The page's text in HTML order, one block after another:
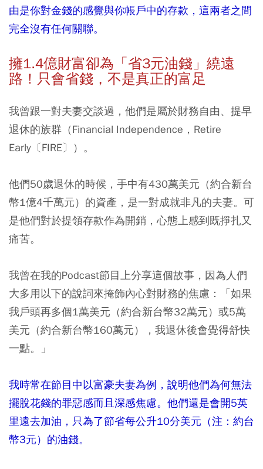
由是你對金錢的感覺與你帳戶中的存款，這兩者之間
完全沒有任何關聯。
擁1.4億財富卻為「省3元油錢」繞遠
路！只會省錢，不是真正的富足
我曾跟一對夫妻交談過，他們是屬於財務自由、提早
退休的族群（Financial Independence，Retire
Early〔FIRE〕）。
他們50歲退休的時候，手中有430萬美元（約合新台
幣1億4千萬元）的資產，是一對成就非凡的夫妻。可
是他們對於提領存款作為開銷，心態上感到既掙扎又
痛苦。
我曾在我的Podcast節目上分享這個故事，因為人們
大多用以下的說詞來掩飾內心對財務的焦慮：「如果
我戶頭再多個1萬美元（約合新台幣32萬元）或5萬
美元（約合新台幣160萬元），我退休後會覺得舒快
一點。」
我時常在節目中以富豪夫妻為例，說明他們為何無法
擺脫花錢的罪惡感而且深感焦慮。他們還是會開5英
里遠去加油，只為了節省每公升10分美元（注：約台
幣3元）的油錢。